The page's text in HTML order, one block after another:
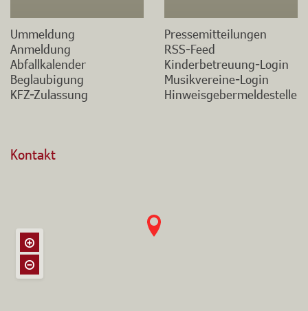
Ummeldung
Anmeldung
Abfallkalender
Beglaubigung
KFZ-Zulassung
Pressemitteilungen
RSS-Feed
Kinderbetreuung-Login
Musikvereine-Login
Hinweisgebermeldestelle
Kontakt